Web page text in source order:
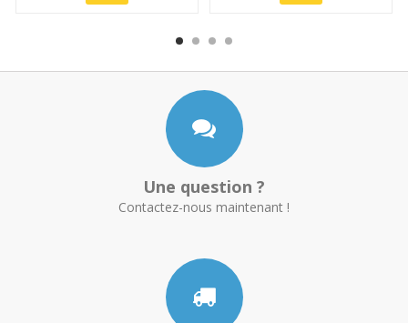
Une question ?
Contactez-nous maintenant !